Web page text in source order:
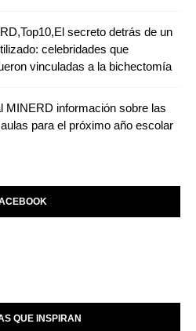
secreto detrás de un
celebridades que
vinculadas a la bichectomía
MINERD información sobre las
para el próximo año escolar
QUE INSPIRAN